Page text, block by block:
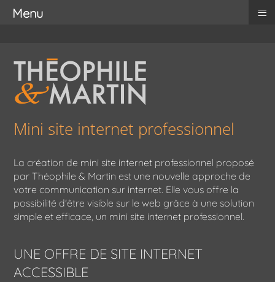
Mini site internet professionnel
La création de mini site internet professionnel proposé
par Théophile & Martin est une nouvelle approche de
votre communication sur internet. Elle vous offre la
possibilité d'être visible sur le web grâce à une solution
simple et efficace, un mini site internet professionnel.
UNE OFFRE DE SITE INTERNET
ACCESSIBLE
Menu ≡